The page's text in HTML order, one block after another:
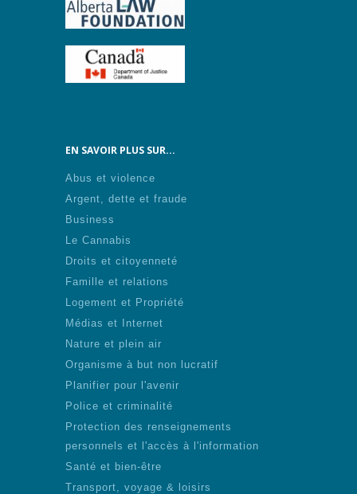
EN SAVOIR PLUS SUR...
Abus et violence
Argent, dette et fraude
Business
Le Cannabis
Droits et citoyenneté
Famille et relations
Logement et Propriété
Médias et Internet
Nature et plein air
Organisme à but non lucratif
Planifier pour l'avenir
Police et criminalité
Protection des renseignements
personnels et l'accès à l'information
Santé et bien-être
Transport, voyage & loisirs